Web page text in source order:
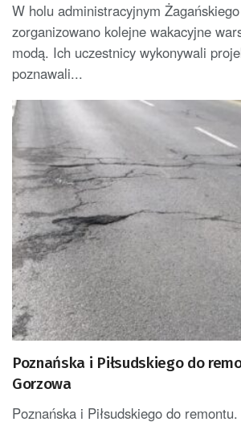
W holu administracyjnym
zorganizowano kolejne wakacyjne
modą. Ich uczestnicy wykonywali
poznawali...
Poznańska i Piłsudskiego do
Gorzowa
Poznańska i Piłsudskiego do